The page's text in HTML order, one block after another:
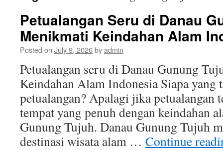
Petualangan Seru di Danau
Menikmati Keindahan Alam
Posted on July 9, 2026byadmin
Petualangan seru di Danau Gunung
Keindahan Alam Indonesia Siapa yang
petualangan? Apalagi jika petualangan
tempat yang penuh dengan keindahan
Gunung Tujuh. Danau Gunung Tujuh
destinasi wisata alam … Continue